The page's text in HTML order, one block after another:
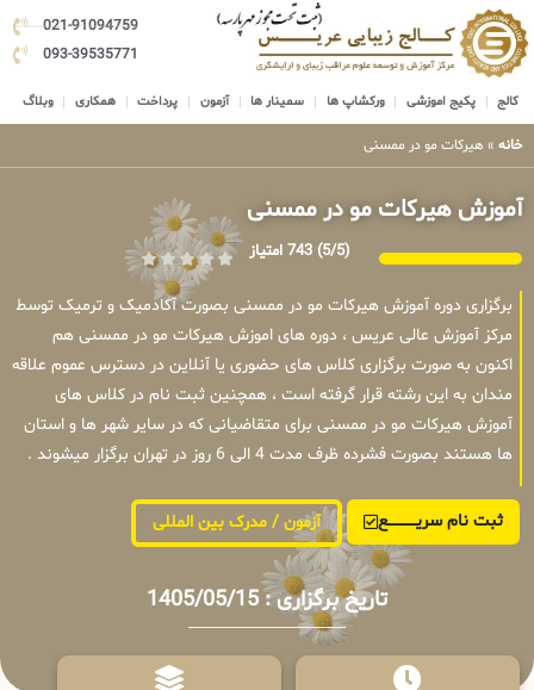
021-91094759
093-39535771
کالج پکیج اموزشی ورکشاپ ها سمینار ها آزمون پرداخت همکاری وبلاگ
خانه » هیرکات مو در ممسنی
آموزش هیرکات مو در ممسنی
(5/5) 743 امتیاز
برگزاری دوره آموزش هیرکات مو در ممسنی بصورت آکادمیک و ترمیک توسط
مرکز آموزش عالی عریس ، دوره های اموزش هیرکات مو در ممسنی هم
اکنون به صورت برگزاری کلاس های حضوری یا آنلاین در دسترس عموم علاقه
مندان به این رشته قرار گرفته است ، همچنین ثبت نام در کلاس های
آموزش هیرکات مو در ممسنی برای متقاضیانی که در سایر شهر ها و استان
ها هستند بصورت فشرده ظرف مدت 4 الی 6 روز در تهران برگزار میشوند .
ثبت نام سریــــــــــــع آزمون / مدرک بین المللی
تاریخ برگزاری : 1405/05/15